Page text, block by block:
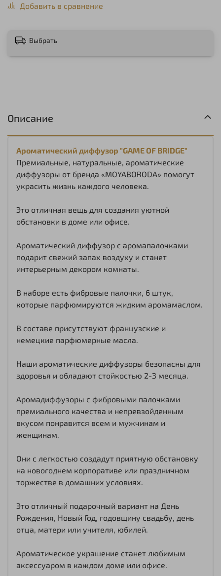
Добавить в сравнение
Выбрать
Описание
Ароматический диффузор "GAME OF BRIDGE"
Премиальные, натуральные, ароматические
диффузоры от бренда «MOYABORODA» помогут
украсить жизнь каждого человека.
Это отличная вещь для создания уютной
обстановки в доме или офисе.
Ароматический диффузор с аромапалочками
подарит свежий запах воздуху и станет
интерьерным декором комнаты.
В наборе есть фибровые палочки, 6 штук,
которые парфюмируются жидким аромамаслом.
В составе присутствуют французские и
немецкие парфюмерные масла.
Наши ароматические диффузоры безопасны для
здоровья и обладают стойкостью 2-3 месяца.
Аромадиффузоры с фибровыми палочками
премиального качества и непревзойденным
вкусом понравится всем и мужчинам и
женщинам.
Они с легкостью создадут приятную обстановку
на новогоднем корпоративе или праздничном
торжестве в домашних условиях.
Это отличный подарочный вариант на День
Рождения, Новый Год, годовщину свадьбу, день
отца, матери или учителя, юбилей.
Ароматическое украшение станет любимым
аксессуаром в каждом доме или офисе.